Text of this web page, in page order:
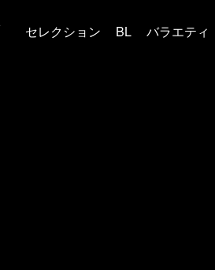
セレクション BL バラエティ